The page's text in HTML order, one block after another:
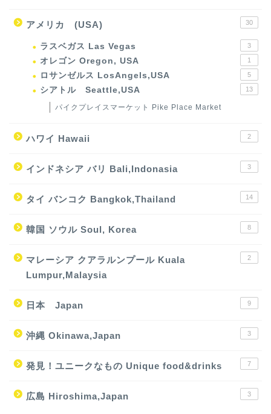
アメリカ (USA) 30
ラスベガス Las Vegas 3
オレゴン Oregon, USA 1
ロサンゼルス LosAngels,USA 5
シアトル Seattle,USA 13
パイクプレイスマーケット Pike Place Market
ハワイ Hawaii 2
インドネシア バリ Bali,Indonasia 3
タイ バンコク Bangkok,Thailand 14
韓国 ソウル Soul, Korea 8
マレーシア クアラルンプール Kuala
Lumpur,Malaysia
2
日本 Japan 9
沖縄 Okinawa,Japan 3
発見！ユニークなもの Unique food&drinks 7
広島 Hiroshima,Japan 3